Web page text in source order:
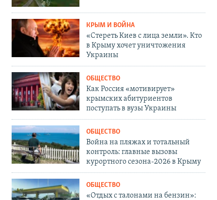
КРЫМ И ВОЙНА
«Стереть Киев с лица земли». Кто
в Крыму хочет уничтожения
Украины
ОБЩЕСТВО
Как Россия «мотивирует»
крымских абитуриентов
поступать в вузы Украины
ОБЩЕСТВО
Война на пляжах и тотальный
контроль: главные вызовы
курортного сезона-2026 в Крыму
ОБЩЕСТВО
«Отдых с талонами на бензин»: